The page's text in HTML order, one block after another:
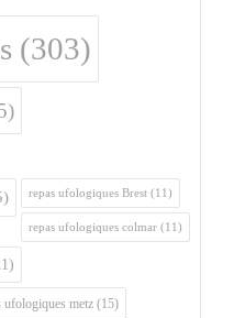
(303)
repas ufologiques Brest (11)
repas ufologiques colmar (11)
ufologiques metz (15)